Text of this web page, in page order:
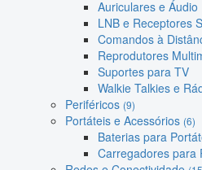
Auriculares e Áudio
LNB e Receptores
Comandos à
Reprodutores
Suportes para TV
Walkie Talkies e
Periféricos (9)
Portáteis e Acessórios (6)
Baterias para
Carregadores para